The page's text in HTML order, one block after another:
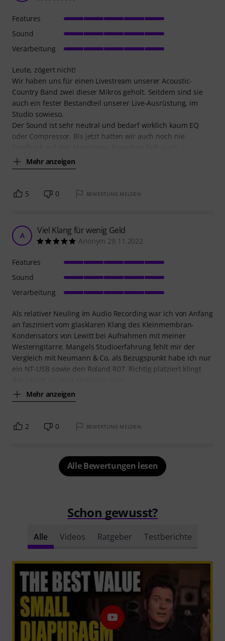
Leute, zögert nicht!
Wir haben uns für einen Livestream unserer Acoustic-
Country Band zwei dieser Mikros geholt. Seitdem sind sie
auch ein fester Bestandteil unserer Live-Ausrüstung, im
Studio sowieso.
Der Sound ist sehr neutral und bedarf wirklich kaum EQ
oder Compressor. Bis jetzt hatten wir auch noch nie
Mehr anzeigen
Features
Sound
Verarbeitung
5 0 BEWERTUNG MELDEN
A Viel Klang für wenig Geld
Anonym 29.11.2022
Als relativer Neuling im Audio Recording war ich von Anfang
an fasziniert vom glasklaren Klang des Kleinmembran-
Kondensators von Lewitt bei Aufnahmen mit meiner
Westerngitarre. Mangels Studioerfahrung fehlt mir der
Vergleich mit Neumann & Co, als Bezugspunkt habe ich nur
ein NT-USB sowie den Roland R07. Richtig platziert klingt
Mehr anzeigen
Features
Sound
Verarbeitung
2 0 BEWERTUNG MELDEN
Alle Bewertungen lesen
Schon gewusst?
Alle Videos Ratgeber Testberichte